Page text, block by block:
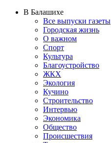
В Балашихе
Все выпуски газеты
Городская жизнь
О важном
Спорт
Культура
Благоустройство
ЖКХ
Экология
Кучино
Строительство
Интервью
Экономика
Общество
Происшествия